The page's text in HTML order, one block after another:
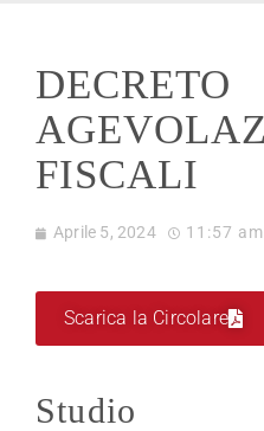
DECRETO
FISCALI
Aprile 5, 2024 11:57 am
Scarica la Circolare
Studio